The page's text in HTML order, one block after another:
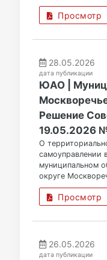
Просмотр
28.05.2026
дата публикации
ЮАО |
Решение
19.05.2026
О
самоуправлении
муниципальном
округе
Просмотр
26.05.2026
дата публикации